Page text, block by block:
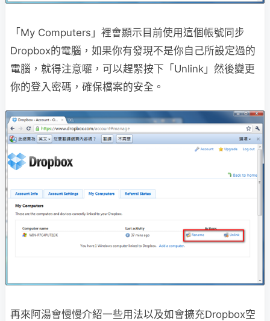
「My Computers」裡會顯示目前使用這個帳號同步
Dropbox的電腦，如果你有發現不是你自己所設定過的
電腦，就得注意囉，可以趕緊按下「Unlink」然後變更
你的登入密碼，確保檔案的安全。
再來阿湯會慢慢介紹一些用法以及如會擴充Dropbox空